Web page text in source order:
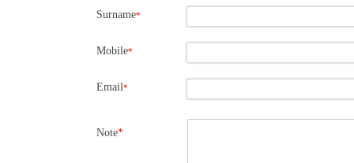
Surname*
Mobile*
Email*
Note*